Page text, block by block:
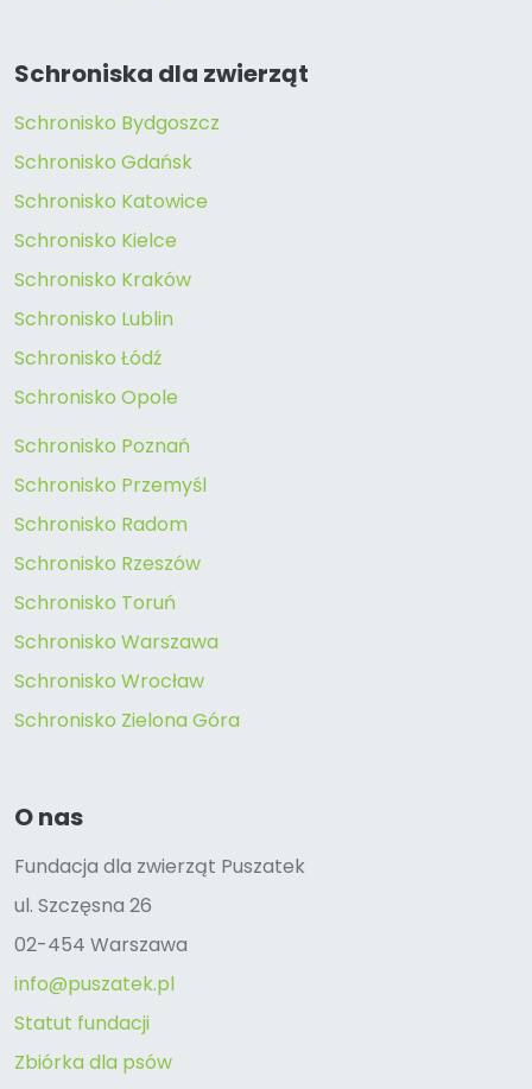
Schroniska dla zwierząt
Schronisko Bydgoszcz
Schronisko Gdańsk
Schronisko Katowice
Schronisko Kielce
Schronisko Kraków
Schronisko Lublin
Schronisko Łódź
Schronisko Opole
Schronisko Poznań
Schronisko Przemyśl
Schronisko Radom
Schronisko Rzeszów
Schronisko Toruń
Schronisko Warszawa
Schronisko Wrocław
Schronisko Zielona Góra
O nas
Fundacja dla zwierząt Puszatek
ul. Szczęsna 26
02-454 Warszawa
info@puszatek.pl
Statut fundacji
Zbiórka dla psów